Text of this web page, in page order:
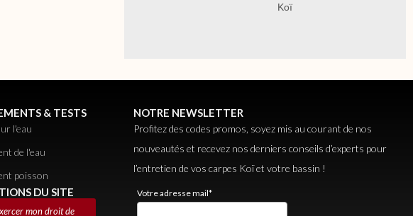
Koï
& TESTS
l'eau
de l'eau
poisson
DU SITE
mon droit de
NOTRE NEWSLETTER
Profitez des codes promos, soyez mis au courant de nos
nouveautés et recevez nos derniers conseils d’experts pour
l’entretien de vos carpes Koï et votre bassin !
Votre adresse mail*